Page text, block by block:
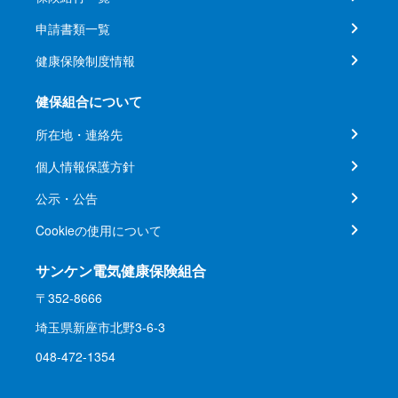
申請書類一覧
健康保険制度情報
健保組合について
所在地・連絡先
個人情報保護方針
公示・公告
Cookieの使用について
サンケン電気健康保険組合
〒352-8666
埼玉県新座市北野3-6-3
048-472-1354